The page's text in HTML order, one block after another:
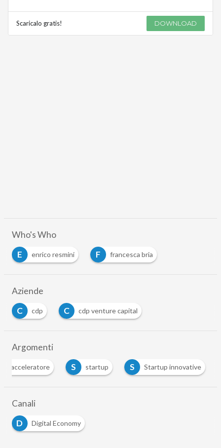
Scaricalo gratis! DOWNLOAD
Who's Who
E
enrico resmini F francesca bria
Aziende
C
cdp C cdp venture capital
Argomenti
acceleratore S startup S Startup innovative
Canali
D
Digital Economy